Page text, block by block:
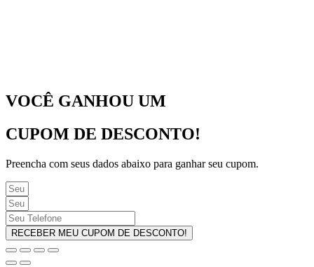
VOCÊ GANHOU UM
CUPOM DE DESCONTO!
Preencha com seus dados abaixo para ganhar seu cupom.
RECEBER MEU CUPOM DE DESCONTO!